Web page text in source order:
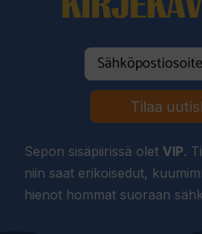
Tilaa
Sepon sisäpiirissä olet VIP.
niin saat erikoisedut,
hienot hommat suoraan